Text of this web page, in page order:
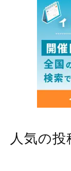
人気の投